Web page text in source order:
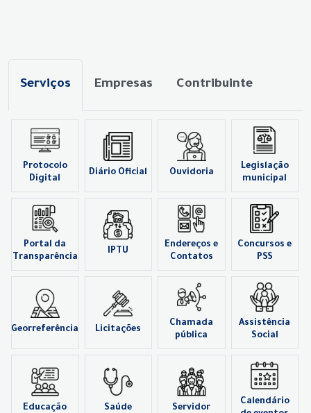
Serviços Empresas Contribuinte
Protocolo
Digital
Diário Oficial Ouvidoria
Legislação
municipal
Portal da
Transparência
IPTU
Endereços e
Contatos
Concursos e
PSS
Georreferência Licitações
Chamada
pública
Assistência
Social
Educação Saúde Servidor
Calendário